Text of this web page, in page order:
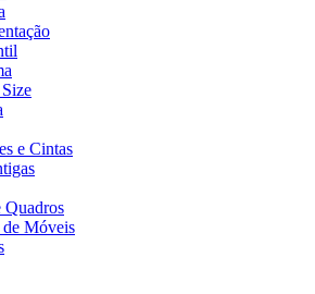
e Cintas
Quadros
Móveis